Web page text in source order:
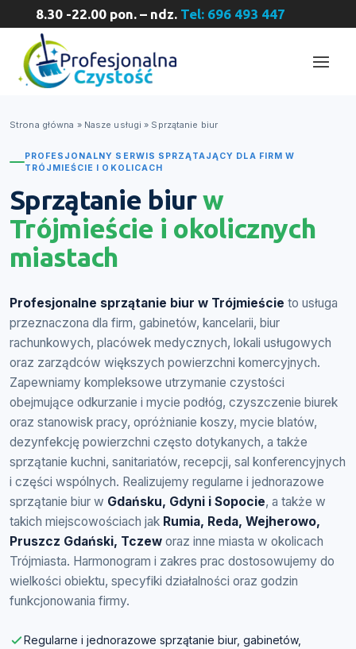
8.30 -22.00 pon. – ndz. Tel: 696 493 447
Strona główna » Nasze usługi » Sprzątanie biur
PROFESJONALNY SERWIS SPRZĄTAJĄCY DLA FIRM W
TRÓJMIEŚCIE I OKOLICACH
Sprzątanie biurw
Trójmieście i okolicznych
miastach
Profesjonalne sprzątanie biur w Trójmieście to usługa
przeznaczona dla firm, gabinetów, kancelarii, biur
rachunkowych, placówek medycznych, lokali usługowych
oraz zarządców większych powierzchni komercyjnych.
Zapewniamy kompleksowe utrzymanie czystości
obejmujące odkurzanie i mycie podłóg, czyszczenie biurek
oraz stanowisk pracy, opróżnianie koszy, mycie blatów,
dezynfekcję powierzchni często dotykanych, a także
sprzątanie kuchni, sanitariatów, recepcji, sal konferencyjnych
i części wspólnych. Realizujemy regularne i jednorazowe
sprzątanie biur w Gdańsku, Gdyni i Sopocie, a także w
takich miejscowościach jak Rumia, Reda, Wejherowo,
Pruszcz Gdański, Tczew oraz inne miasta w okolicach
Trójmiasta. Harmonogram i zakres prac dostosowujemy do
wielkości obiektu, specyfiki działalności oraz godzin
funkcjonowania firmy.
Regularne i jednorazowe sprzątanie biur, gabinetów,